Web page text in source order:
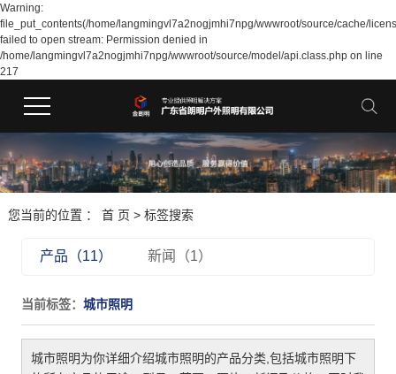
Warning:
file_put_contents(/home/langmingvl7a2nogjmhi7npg/wwwroot/source/cache/
failed to open stream: Permission denied in
/home/langmingvl7a2nogjmhi7npg/wwwroot/source/model/api.class.php on line
217
您当前的位置 ： 首 页 > 标签搜索
产品（11） 新闻（1）
当前标签： 城市照明
城市照明为你详细介绍城市照明的产品分类,包括城市照明下